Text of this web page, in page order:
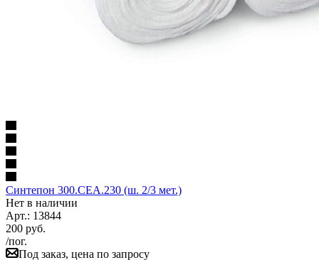
Синтепон 300.CEA.230 (ш. 2/3 мет.)
Нет в наличии
Арт.: 13844
200 руб.
/пог.
Под заказ, цена по запросу